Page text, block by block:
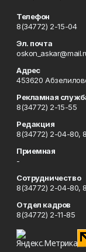
Телефон
8(34772) 2-15-04
Эл. почта
Адрес
453620
Рекламная
8(34772) 2-15-55
Редакция
8(34772) 2-04-80,
Приемная
-
Сотрудничество
8(34772) 2-04-80,
Отдел кадров
8(34772) 2-11-85